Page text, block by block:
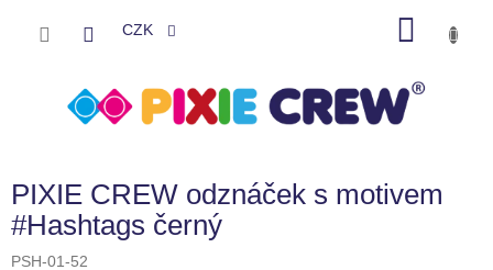
CZK
PIXIE CREW odznáček s motivem
#Hashtags černý
PSH-01-52